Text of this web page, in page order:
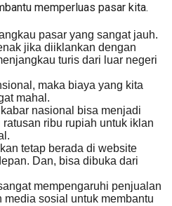
memperluas pasar kita.
pasar yang sangat jauh.
jika diiklankan dengan
turis dari luar negeri
maka biaya yang kita
mahal.
nasional bisa menjadi
ribu rupiah untuk iklan
tetap berada di website
Dan, bisa dibuka dari
mempengaruhi penjualan
sosial untuk membantu